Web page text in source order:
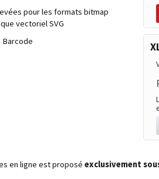
2D
pour les formats bitmap
vectoriel SVG
Barcode
en ligne est proposé exclusivement